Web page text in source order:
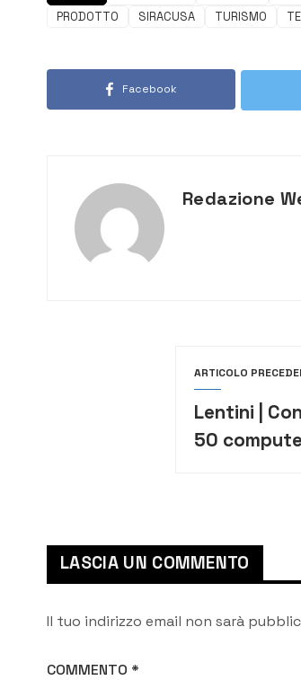
PRODOTTO
SIRACUSA TURISMO
Facebook
Redazione
ARTICOLO
Lentini |
50
LASCIA UN COMMENTO
Il tuo indirizzo email non sarà
COMMENTO *